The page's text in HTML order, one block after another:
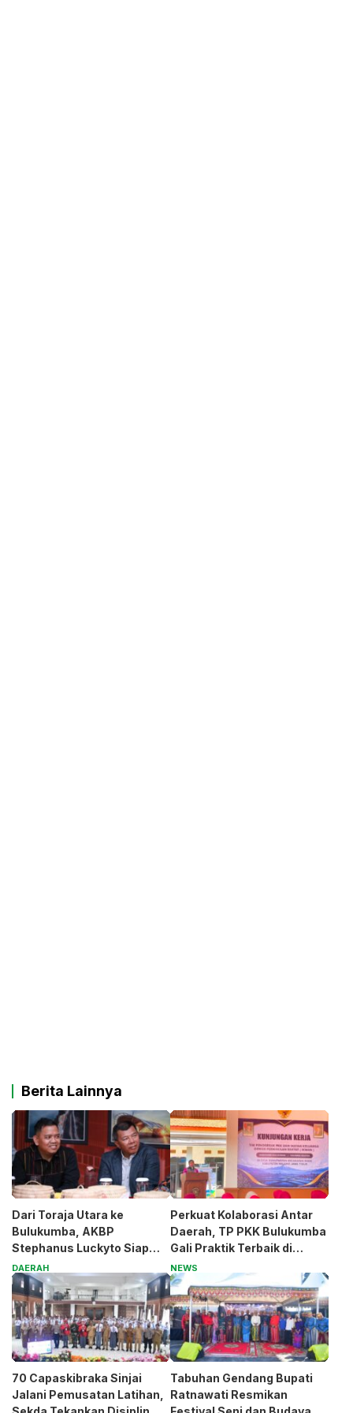
Berita Lainnya
Dari Toraja Utara ke
Bulukumba, AKBP
Stephanus Luckyto Siap
Jaga Kamtibmas
DAERAH
Perkuat Kolaborasi Antar
Daerah, TP PKK Bulukumba
Gali Praktik Terbaik di
Kabupaten Malang
NEWS
70 Capaskibraka Sinjai
Jalani Pemusatan Latihan,
Tabuhan Gendang Bupati
Ratnawati Resmikan